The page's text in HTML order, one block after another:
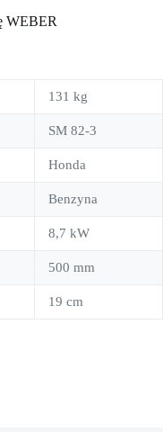
WEBER
131 kg
SM 82-3
Honda
Benzyna
8,7 kW
500 mm
19 cm